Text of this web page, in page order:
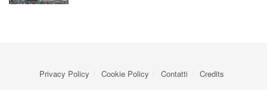
Giovanni Rotondo ha offerto dell’acqua ai rappresentanti
Dopo la liturgia della Parola Padre Marian, fr Vitale e
Privacy Policy Cookie Policy Contatti Credits